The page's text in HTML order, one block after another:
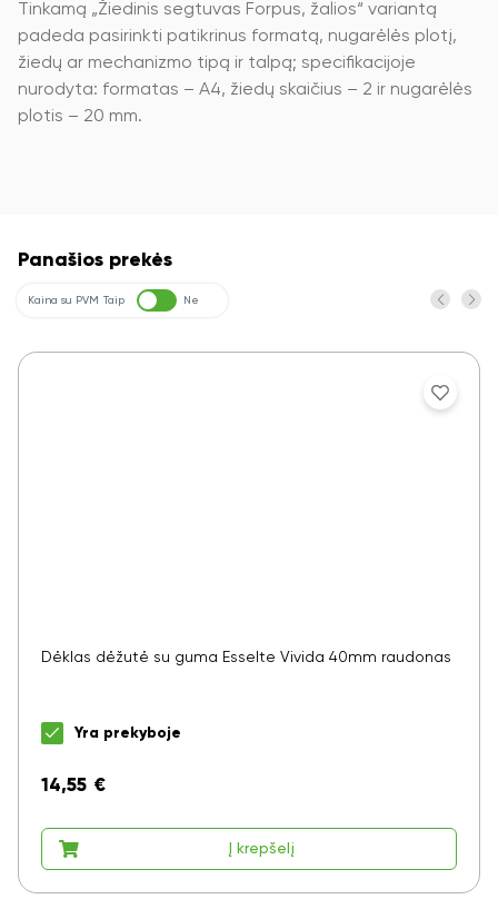
Tinkamą „Žiedinis segtuvas Forpus, žalios“ variantą
padeda pasirinkti patikrinus formatą, nugarėlės plotį,
žiedų ar mechanizmo tipą ir talpą; specifikacijoje
nurodyta: formatas – A4, žiedų skaičius – 2 ir nugarėlės
plotis – 20 mm.
Panašios prekės
Kaina su PVM Taip Ne
Dėklas dėžutė su guma Esselte Vivida 40mm raudonas
Yra prekyboje
14,55 €
Į krepšelį